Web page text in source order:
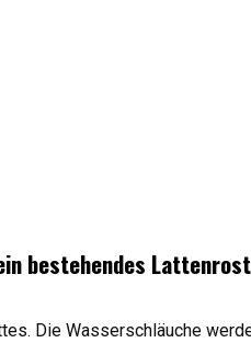
bestehendes
Die Wasserschläuche